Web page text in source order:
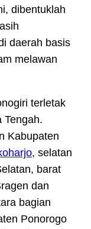
dibentuklah
daerah basis
melawan
terletak
Tengah.
Kabupaten
, selatan
barat
dan
bagian
Ponorogo